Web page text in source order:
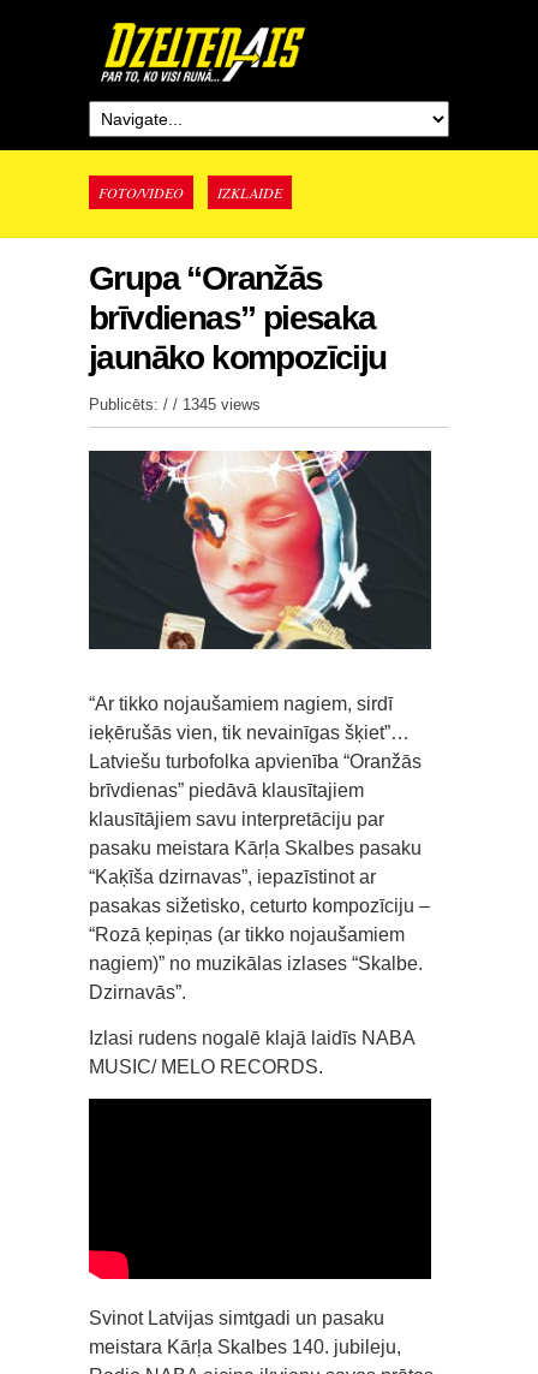
FOTO/VIDEO IZKLAIDE
Grupa “Oranžās
brīvdienas” piesaka
jaunāko kompozīciju
Publicēts: / / 1345 views
“Ar tikko nojaušamiem nagiem, sirdī
ieķērušās vien, tik nevainīgas šķiet”…
Latviešu turbofolka apvienība “Oranžās
brīvdienas” piedāvā klausītajiem
klausītājiem savu interpretāciju par
pasaku meistara Kārļa Skalbes pasaku
“Kaķīša dzirnavas”, iepazīstinot ar
pasakas sižetisko, ceturto kompozīciju –
“Rozā ķepiņas (ar tikko nojaušamiem
nagiem)” no muzikālas izlases “Skalbe.
Dzirnavās”.
Izlasi rudens nogalē klajā laidīs NABA
MUSIC/ MELO RECORDS.
Svinot Latvijas simtgadi un pasaku
meistara Kārļa Skalbes 140. jubileju,